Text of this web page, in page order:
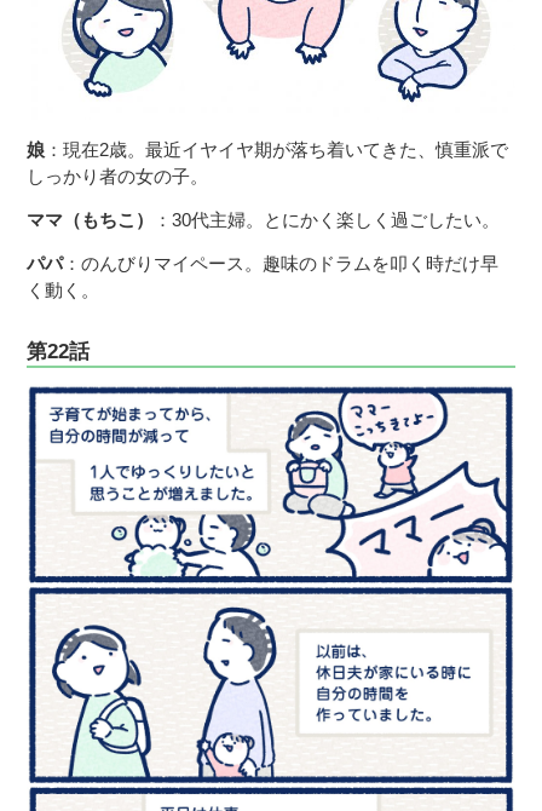
娘 ：現在2歳。最近イヤイヤ期が落ち着いてきた、慎重派で
しっかり者の女の子。
ママ（もちこ） ：30代主婦。とにかく楽しく過ごしたい。
パパ：のんびりマイペース。趣味のドラムを叩く時だけ早
く動く。
第22話